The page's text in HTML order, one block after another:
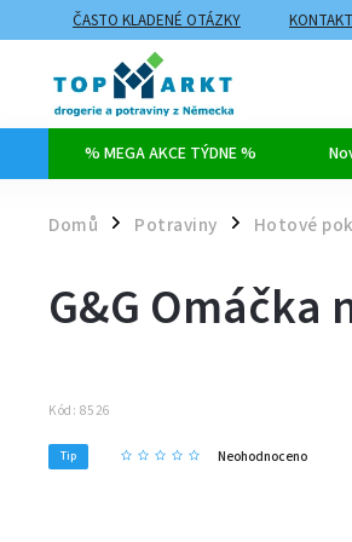
ČASTO KLADENÉ OTÁZKY
ZPŮSOBY DOPRAVY A PLATBY
% MEGA AKCE TÝDNE %
Domů / Potraviny / Hotové
G&G Omáčka
Kód: 8526
Tip Neohodnoceno